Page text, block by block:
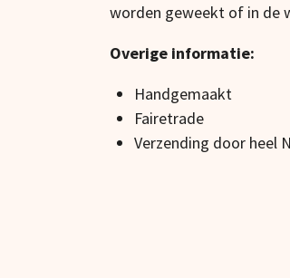
worden geweekt of in de
Overige informatie:
Handgemaakt
Fairetrade
Verzending door heel